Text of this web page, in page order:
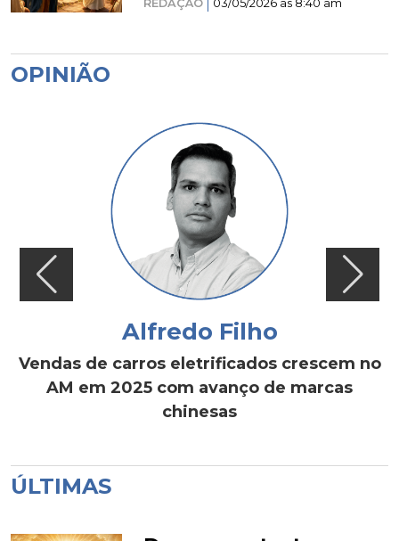
REDAÇÃO 03/05/2026 as 8:40 am
OPINIÃO
Alfredo Filho
Vendas de carros eletrificados crescem no
AM em 2025 com avanço de marcas
chinesas
ÚLTIMAS